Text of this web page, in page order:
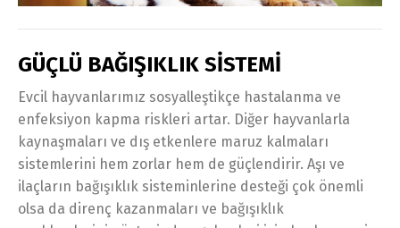
GÜÇLÜ BAĞIŞIKLIK SİSTEMİ
Evcil hayvanlarımız sosyalleştikçe hastalanma ve
enfeksiyon kapma riskleri artar. Diğer hayvanlarla
kaynaşmaları ve dış etkenlere maruz kalmaları
sistemlerini hem zorlar hem de güçlendirir. Aşı ve
ilaçların bağışıklık sisteminlerine desteği çok önemli
olsa da direnç kazanmaları ve bağışıklık